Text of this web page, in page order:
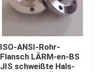
ISO-ANSI-Rohr-
Flansch LÄRM-en-BS
JIS schweißte Hals-